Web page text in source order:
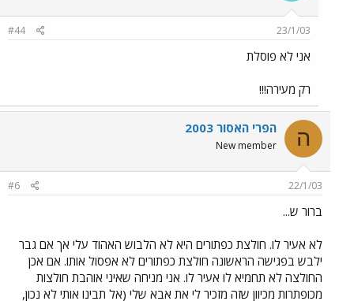
23/1/03
#44
אני לא פוסלת
רק מעירה!!!
ה הפרי האסור 2003
New member
22/1/03
#6
ברור ש...
לא אעיר לו. חולצת כפתורים היא לא הלבוש האהוד עלי אך אם גבר
ילבש בפגישה הראשונה חולצת כפתורים לא אפסול אותו. אם אכן
החולצה לא תחמיא לו אעיר לו. אני מניחה שאיני אוהבת חולצות
מכופתרות מכיוון שזה מזכיר לי את אבא שלי (אל תבינו אותי לא נכון,